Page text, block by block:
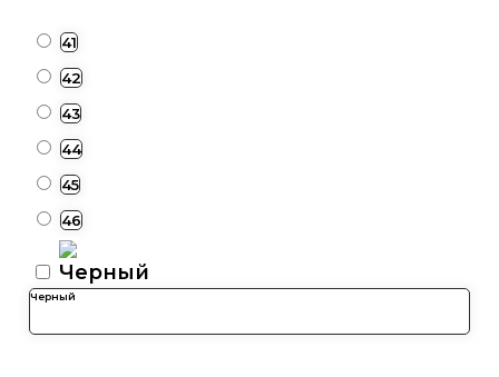
41
42
43
44
45
46
Черный